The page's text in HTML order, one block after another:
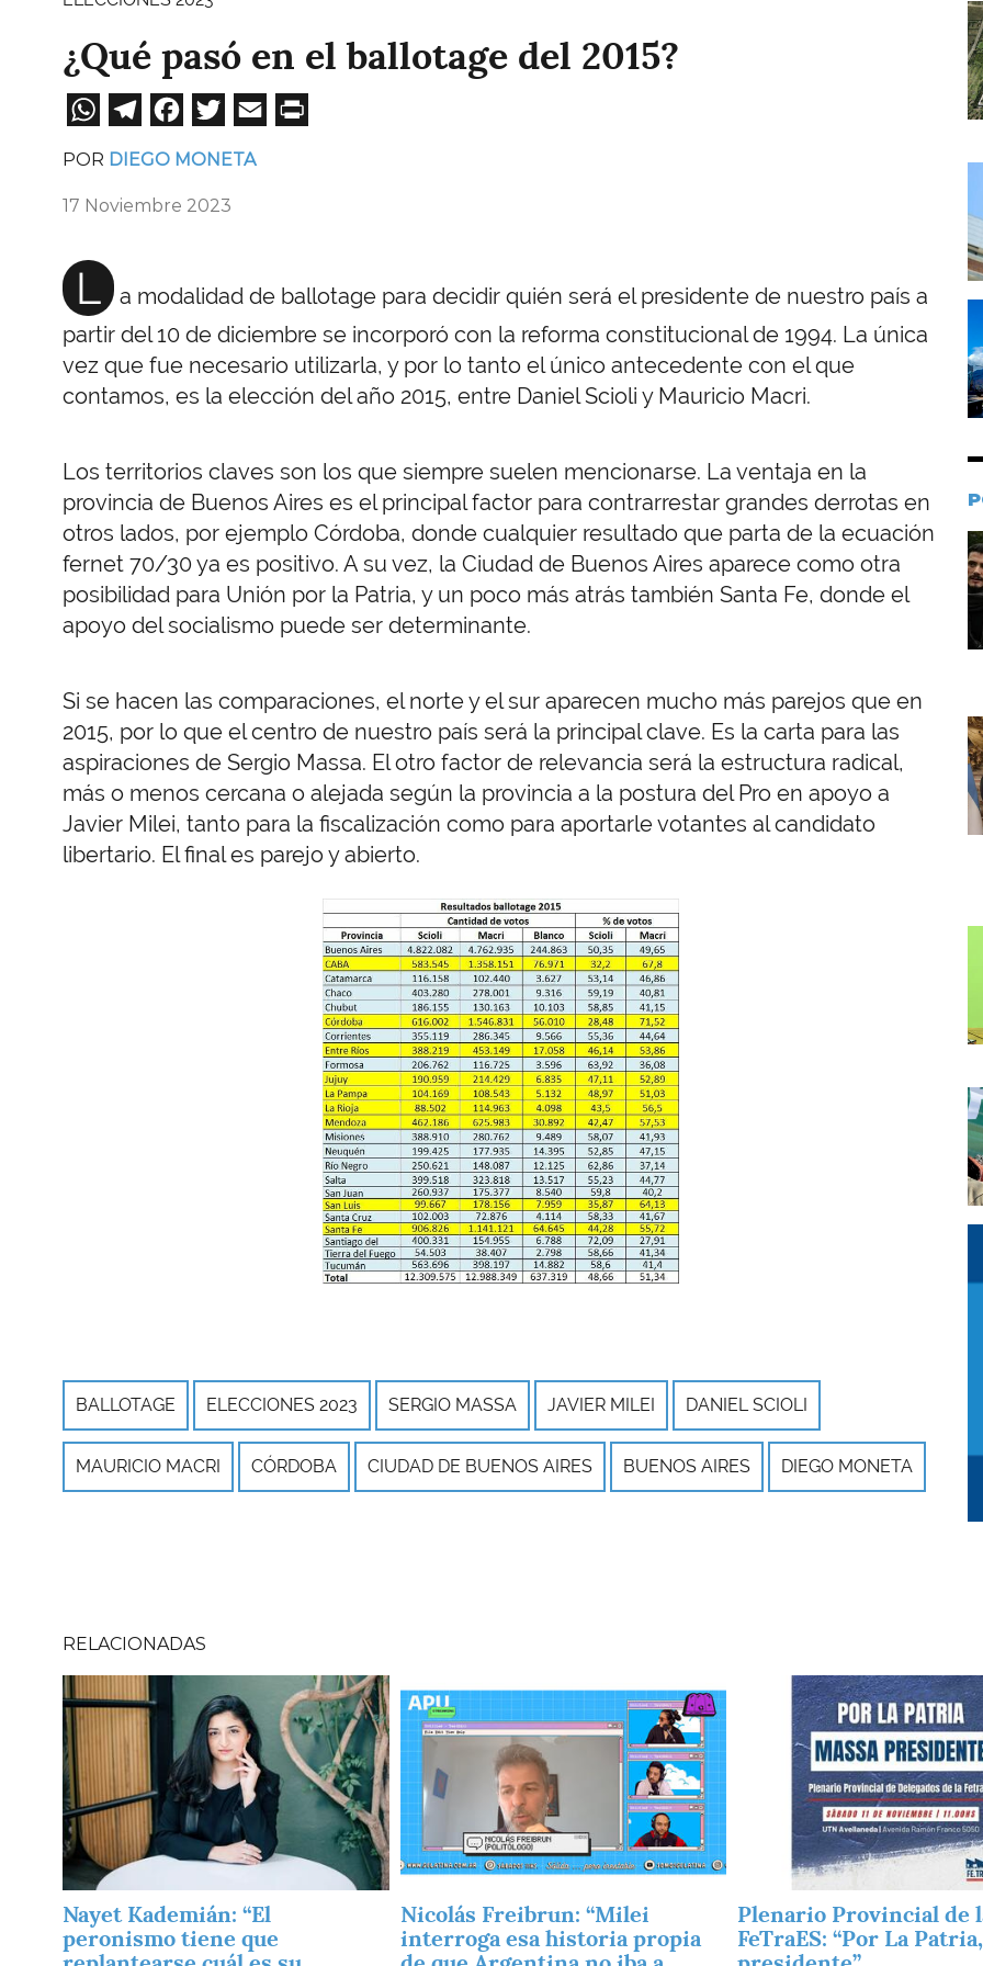
¿Qué pasó en el ballotage del 2015?
WhatsApp
Telegram
Facebook
Twitter
Email
POR DIEGO MONETA
17 Noviembre 2023
L
a modalidad de ballotage para decidir quién será el presidente de nuestro país a
partir del 10 de diciembre se incorporó con la reforma constitucional de 1994. La única
vez que fue necesario utilizarla, y por lo tanto el único antecedente con el que
contamos, es la elección del año 2015, entre Daniel Scioli y Mauricio Macri.
Los territorios claves son los que siempre suelen mencionarse. La ventaja en la
provincia de Buenos Aires es el principal factor para contrarrestar grandes derrotas en
otros lados, por ejemplo Córdoba, donde cualquier resultado que parta de la ecuación
fernet 70/30 ya es positivo. A su vez, la Ciudad de Buenos Aires aparece como otra
posibilidad para Unión por la Patria, y un poco más atrás también Santa Fe, donde el
apoyo del socialismo puede ser determinante.
Si se hacen las comparaciones, el norte y el sur aparecen mucho más parejos que en
2015, por lo que el centro de nuestro país será la principal clave. Es la carta para las
aspiraciones de Sergio Massa. El otro factor de relevancia será la estructura radical,
más o menos cercana o alejada según la provincia a la postura del Pro en apoyo a
Javier Milei, tanto para la fiscalización como para aportarle votantes al candidato
libertario. El final es parejo y abierto.
BALLOTAGE ELECCIONES 2023 SERGIO MASSA JAVIER MILEI DANIEL SCIOLI
MAURICIO MACRI CÓRDOBA CIUDAD DE BUENOS AIRES BUENOS AIRES DIEGO MONETA
RELACIONADAS
Imagen
Nayet Kademián: “El
peronismo tiene que
Imagen
Nicolás Freibrun: “Milei
interroga esa historia propia
Imagen
Plenario Provincial de
FeTraES: “Por La